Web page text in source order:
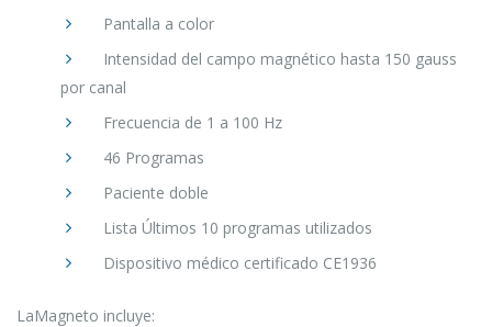
Pantalla a color
Intensidad del campo magnético hasta 150 gauss
por canal
Frecuencia de 1 a 100 Hz
46 Programas
Paciente doble
Lista Últimos 10 programas utilizados
Dispositivo médico certificado CE1936
LaMagneto incluye: